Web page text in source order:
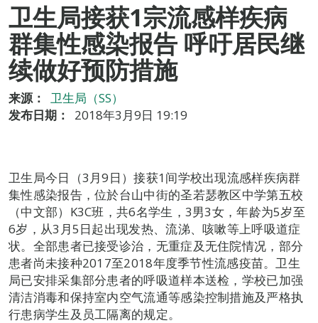
卫生局接获1宗流感样疾病
群集性感染报告 呼吁居民继
续做好预防措施
来源：
卫生局（SS）
发布日期：
2018年3月9日 19:19
卫生局今日（3月9日）接获1间学校出现流感样疾病群
集性感染报告，位於台山中街的圣若瑟教区中学第五校
（中文部）K3C班，共6名学生，3男3女，年龄为5岁至
6岁，从3月5日起出现发热、流涕、咳嗽等上呼吸道症
状。全部患者已接受诊治，无重症及无住院情况，部分
患者尚未接种2017至2018年度季节性流感疫苗。卫生
局已安排采集部分患者的呼吸道样本送检，学校已加强
清洁消毒和保持室内空气流通等感染控制措施及严格执
行患病学生及员工隔离的规定。